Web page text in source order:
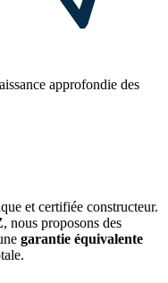
approfondie des
et certifiée constructeur.
, nous proposons des
garantie équivalente